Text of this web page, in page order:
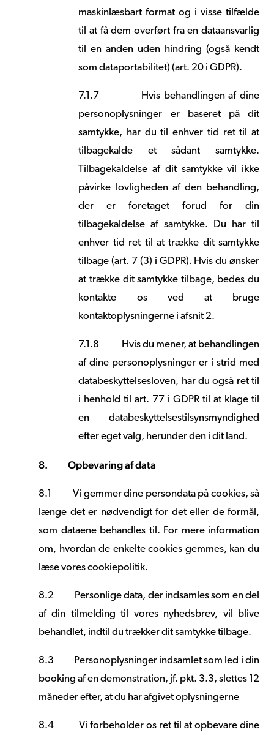
maskinlæsbart format og i visse tilfælde
til at få dem overført fra en dataansvarlig
til en anden uden hindring (også kendt
som dataportabilitet) (art. 20 i GDPR).
7.1.7
Hvis behandlingen af dine
personoplysninger er baseret på dit
samtykke, har du til enhver tid ret til at
tilbagekalde et sådant samtykke.
Tilbagekaldelse af dit samtykke vil ikke
påvirke lovligheden af den behandling,
der er foretaget forud for din
tilbagekaldelse af samtykke. Du har til
enhver tid ret til at trække dit samtykke
tilbage (art. 7 (3) i GDPR). Hvis du ønsker
at trække dit samtykke tilbage, bedes du
kontakte os ved at bruge
kontaktoplysningerne i afsnit 2.
7.1.8
Hvis du mener, at behandlingen
af dine personoplysninger er i strid med
databeskyttelsesloven, har du også ret til
i henhold til art. 77 i GDPR til at klage til
en databeskyttelsestilsynsmyndighed
efter eget valg, herunder den i dit land.
8. Opbevaring af data
8.1 Vi gemmer dine persondata på cookies, så
længe det er nødvendigt for det eller de formål,
som dataene behandles til. For mere information
om, hvordan de enkelte cookies gemmes, kan du
læse vores cookiepolitik.
8.2
Personlige data, der indsamles som en del
af din tilmelding til vores nyhedsbrev, vil blive
behandlet, indtil du trækker dit samtykke tilbage.
8.3
Personoplysninger indsamlet som led i din
booking af en demonstration, jf. pkt. 3.3, slettes 12
måneder efter, at du har afgivet oplysningerne
8.4 Vi forbeholder os ret til at opbevare dine